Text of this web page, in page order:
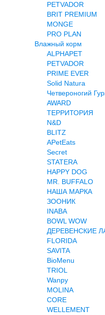
PETVADOR
BRIT PREMIUM
MONGE
PRO PLAN
Влажный корм
ALPHAPET
PETVADOR
PRIME EVER
Solid Natura
Четвероногий
AWARD
ТЕРРИТОРИЯ
N&D
BLITZ
APetEats
Secret
STATERA
HAPPY DOG
MR. BUFFALO
НАША МАРКА
ЗООНИК
INABA
BOWL WOW
ДЕРЕВЕНСКИЕ
FLORIDA
SAVITA
BioMenu
TRIOL
Wanpy
MOLINA
CORE
WELLEMENT